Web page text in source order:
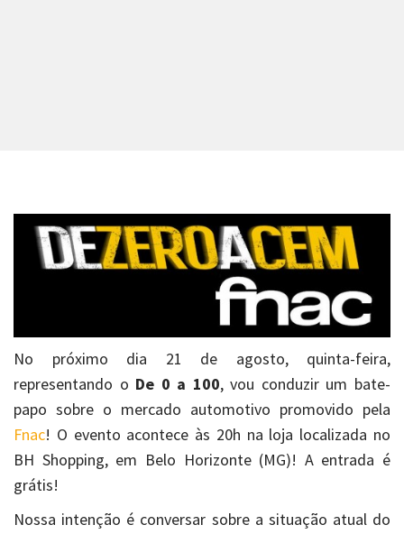
No próximo dia 21 de agosto, quinta-feira,
representando o De 0 a 100, vou conduzir um bate-
papo sobre o mercado automotivo promovido pela
Fnac! O evento acontece às 20h na loja localizada no
BH Shopping, em Belo Horizonte (MG)! A entrada é
grátis!
Nossa intenção é conversar sobre a situação atual do